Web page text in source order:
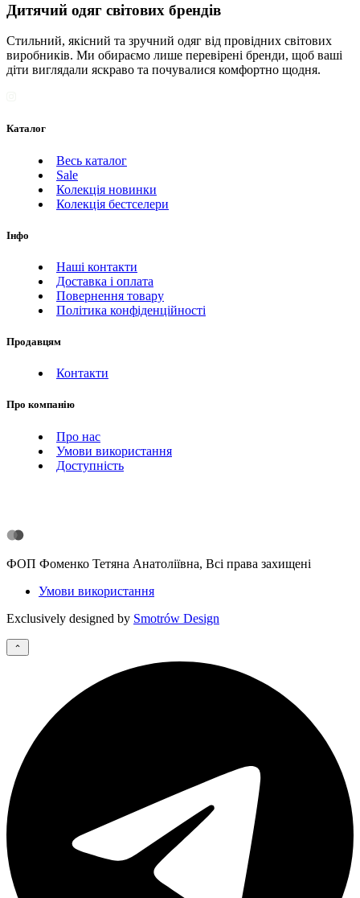
Дитячий одяг світових брендів
Стильний, якісний та зручний одяг від провідних світових
виробників. Ми обираємо лише перевірені бренди, щоб ваші
діти виглядали яскраво та почувалися комфортно щодня.
Каталог
Весь каталог
Sale
Колекція новинки
Колекція бестселери
Інфо
Наші контакти
Доставка і оплата
Повернення товару
Політика конфіденційності
Продавцям
Контакти
Про компанію
Про нас
Умови використання
Доступність
ФОП Фоменко Тетяна Анатоліївна, Всі права захищені
Умови використання
Exclusively designed by Smotrów Design